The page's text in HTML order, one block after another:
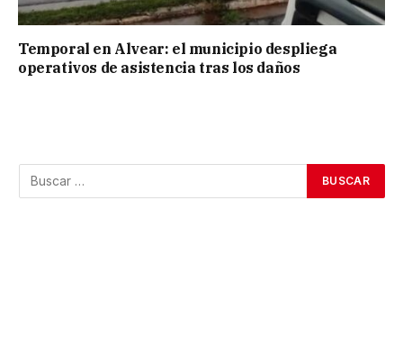
Temporal en Alvear: el municipio despliega
operativos de asistencia tras los daños